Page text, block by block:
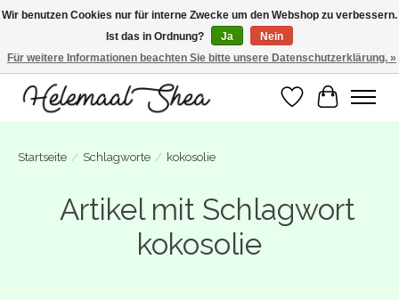
SUMMER BREAK! Wij zijn gesloten van 27 juli t/m 16 augustus. Bestellen is nog
wel mogelijk. Alle bestellingen worden vanaf 17 augustus in behandeling
genomen.
Wunschzettel
Ihr
Startseite / Schlagworte / kokosolie
Artikel mit Schlagwort
kokosolie
Wir benutzen Cookies nur für interne Zwecke um den Webshop zu verbessern.
Ist das in Ordnung?
Ja
Nein
Für weitere Informationen beachten Sie bitte unsere Datenschutzerklärung. »